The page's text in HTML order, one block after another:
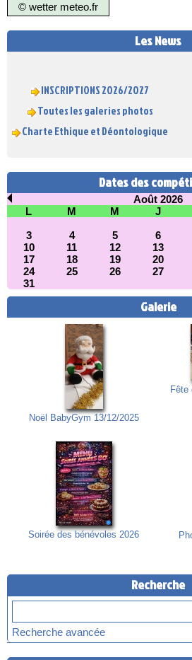
© wetter meteo.fr
Les News
INSCRIPTIONS 2026/2027
Toutes les galeries photos
Charte Ethique et Déontologique
Dates des
Août 2026
L
M M J
3
4 5 6
10
11 12 13
17
18 19 20
24
25 26 27
31
Galerie
Noël BabyGym 13/12/2025
Fête
Soirée des bénévoles 2026
Recherche
Recherche avancée